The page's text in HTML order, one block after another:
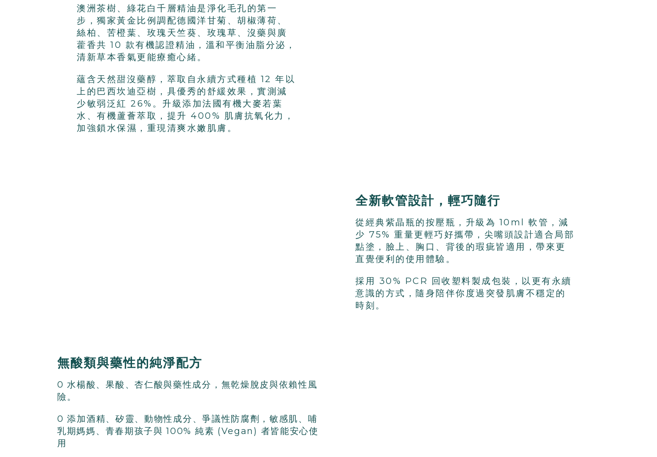
​澳洲茶樹、 綠花白千層精油是淨化毛孔的第一
步 ，獨家黃金比例調配德國洋甘菊 、胡椒薄荷、
絲柏、苦橙葉、玫瑰天竺葵、玫瑰草、 沒藥與廣
藿香共 10 款有機認證精油 ， 溫和平衡油脂分泌，
清新草本香氣更能療癒心緒。
蘊含天然甜沒藥醇， 萃取自永續方式種植 12 年以
上的巴西坎迪亞樹， 具優秀的舒緩效果， 實測減
少敏弱泛紅 26%。 升級添加法國 有機大麥若葉
水、有機蘆薈萃取， 提升 400% 肌膚抗氧化力，
加強鎖水保濕， 重現清爽水嫩肌膚。
全新軟管設計，輕巧隨行 ​
從經典紫晶瓶的按壓瓶 ， 升級為 10ml 軟管，減
少 75% 重量更輕巧好攜帶， 尖嘴頭設計適合局部
點塗， 臉上、胸口、 背後的瑕疵皆適 用， 帶來更
直覺便利的使用體驗。
採用 30% PCR 回收塑料製成包裝 ， 以更有永續
意識的方式， 隨身陪伴你度過突發肌膚不穩定的
時刻。
無酸類與藥性的純淨配方
0水楊酸、果酸、杏仁酸與藥性成分， 無乾燥脫皮與依賴性風
險。
0 添加酒精、矽靈、動物性成分、爭議性防腐劑，敏感肌、哺
乳期媽媽、 青春期孩子與100% 純素 (Vegan) 者皆能安心使
用